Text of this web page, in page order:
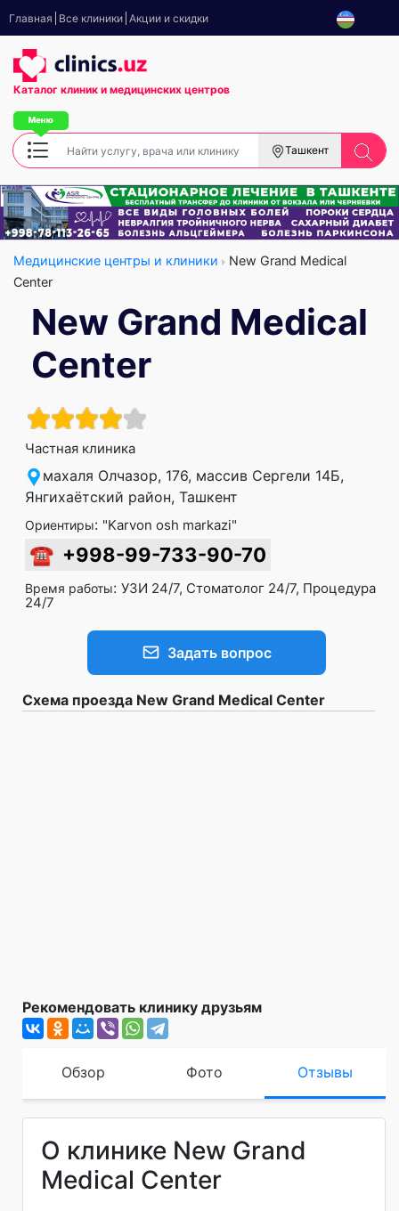
Главная Все клиники Акции и скидки
Каталог клиник и медицинских центров
Ташкент
Медицинские центры и клиники
New Grand Medical
Center
New Grand Medical
Center
Частная клиника
махаля Олчазор, 176, массив Сергели 14Б,
Янгихаётский район, Ташкент
Ориентиры: "Karvon osh markazi"
☎ +998-99-733-90-70
Время работы: УЗИ 24/7, Стоматолог 24/7, Процедура
24/7
Задать вопрос
Схема проезда New Grand Medical Center
Рекомендовать клинику друзьям
Обзор Фото Отзывы
О клинике New Grand
Medical Center